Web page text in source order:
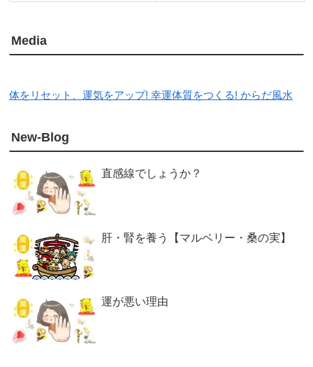
Media
体をリセット、運気をアップ! 幸運体質をつくる! からだ風水
New-Blog
直感線でしょうか？
肝・腎を養う【マルベリー・桑の実】
運が悪い理由